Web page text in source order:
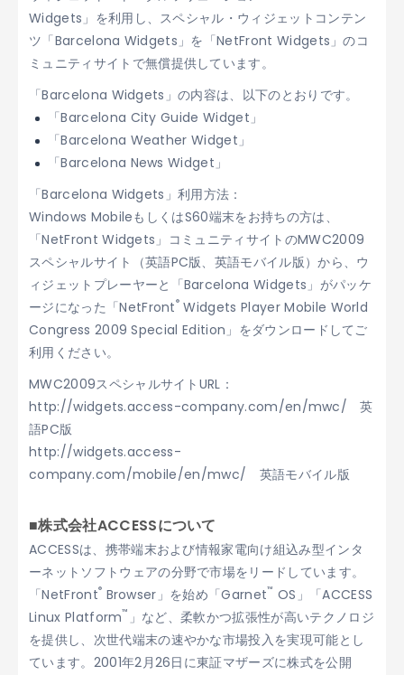
Widgets」を利用し、スペシャル・ウィジェットコンテン
ツ「Barcelona Widgets」を「NetFront Widgets」のコ
ミュニティサイトで無償提供しています。
「Barcelona Widgets」の内容は、以下のとおりです。
「Barcelona City Guide Widget」
「Barcelona Weather Widget」
「Barcelona News Widget」
「Barcelona Widgets」利用方法：
Windows MobileもしくはS60端末をお持ちの方は、
「NetFront Widgets」コミュニティサイトのMWC2009
スペシャルサイト（英語PC版、英語モバイル版）から、ウ
ィジェットプレーヤーと「Barcelona Widgets」がパッケ
ージになった「NetFront® Widgets Player Mobile World
Congress 2009 Special Edition」をダウンロードしてご
利用ください。
MWC2009スペシャルサイトURL：
http://widgets.access-company.com/en/mwc/ 英
語PC版
http://widgets.access-
company.com/mobile/en/mwc/ 英語モバイル版
■株式会社ACCESSについて
ACCESSは、携帯端末および情報家電向け組込み型インタ
ーネットソフトウェアの分野で市場をリードしています。
「NetFront® Browser」を始め「Garnet™ OS」「ACCESS
Linux Platform™ 」など、柔軟かつ拡張性が高いテクノロジ
を提供し、次世代端末の速やかな市場投入を実現可能とし
ています。2001年2月26日に東証マザーズに株式を公開